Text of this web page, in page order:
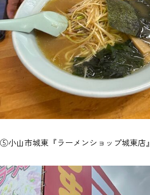
⑤小山市城東『ラーメンショップ城東店』